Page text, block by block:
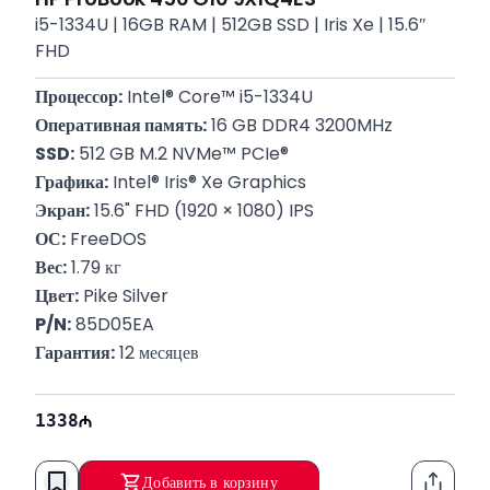
i5-1334U | 16GB RAM | 512GB SSD | Iris Xe | 15.6″
FHD
Процессор: Intel® Core™ i5-1334U
Оперативная память: 16 GB DDR4 3200MHz
SSD: 512 GB M.2 NVMe™ PCIe®
Графика: Intel® Iris® Xe Graphics
Экран: 15.6" FHD (1920 × 1080) IPS
ОС: FreeDOS
Вес: 1.79 кг
Цвет: Pike Silver
P/N: 85D05EA
Гарантия: 12 месяцев
1338
Добавить в корзину